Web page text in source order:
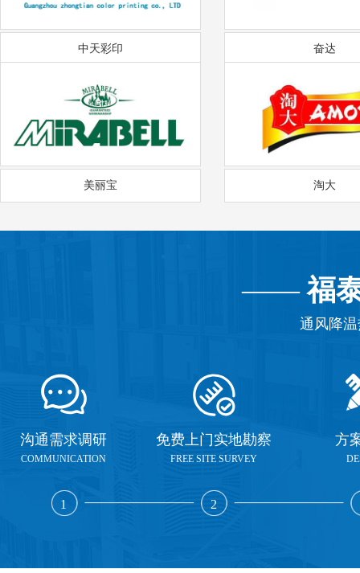
中天彩印 奋达
美丽宝 淘大
——福
通风降
沟通需求调研
COMMUNICATION
1
免费上门实地勘察
FREE SITE SURVEY
2
方